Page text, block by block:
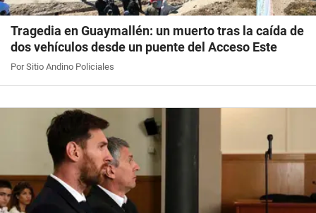
Tragedia en Guaymallén: un muerto tras la caída de
dos vehículos desde un puente del Acceso Este
Por Sitio Andino Policiales